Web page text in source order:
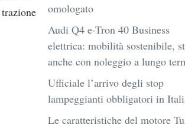
omologato
Audi Q4 e-Tron 40 Business
elettrica: mobilità sostenibile,
anche con noleggio a lungo
Ufficiale l’arrivo degli stop
lampeggianti obbligatori in
Le caratteristiche del motore